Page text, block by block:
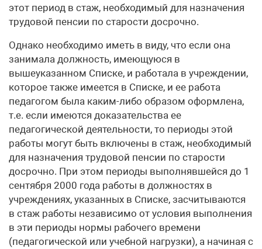
этот период в стаж, необходимый для назначения
трудовой пенсии по старости досрочно.
Однако необходимо иметь в виду, что если она
занимала должность, имеющуюся в
вышеуказанном Списке, и работала в учреждении,
которое также имеется в Списке, и ее работа
педагогом была каким-либо образом оформлена,
т.е. если имеются доказательства ее
педагогической деятельности, то периоды этой
работы могут быть включены в стаж, необходимый
для назначения трудовой пенсии по старости
досрочно. При этом периоды выполнявшейся до 1
сентября 2000 года работы в должностях в
учреждениях, указанных в Списке, засчитываются
в стаж работы независимо от условия выполнения
в эти периоды нормы рабочего времени
(педагогической или учебной нагрузки), а начиная с